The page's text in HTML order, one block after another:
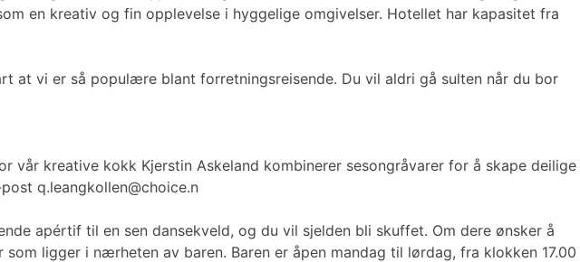
en kreativ og fin opplevelse i hyggelige omgivelser. Hotellet har kapasitet fra
vi er så populære blant forretningsreisende. Du vil aldri gå sulten når du bor
kreative kokk Kjerstin Askeland kombinerer sesongråvarer for å skape deilige
q.leangkollen@choice.n
apértif til en sen dansekveld, og du vil sjelden bli skuffet. Om dere ønsker å
ligger i nærheten av baren. Baren er åpen mandag til lørdag, fra klokken 17.00